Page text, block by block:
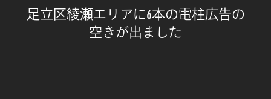
足立区綾瀬エリアに6本の電柱広告の
空きが出ました